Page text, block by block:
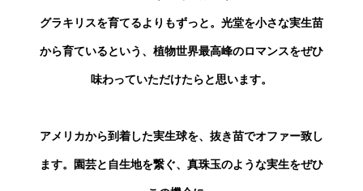
グラキリスを育てるよりもずっと。光堂を小さな実生苗
から育ているという、植物世界最高峰のロマンスをぜひ
味わっていただけたらと思います。
アメリカから到着した実生球を、抜き苗でオファー致し
ます。園芸と自生地を繋ぐ、真珠玉のような実生をぜひ